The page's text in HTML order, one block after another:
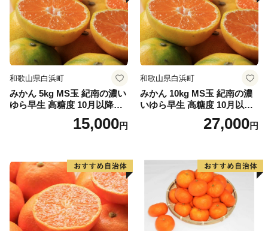
和歌山県白浜町
みかん 5kg MS玉 紀南の濃い
ゆら早生 高糖度 10月以降発
送 マルチ被覆栽培15,000円
和歌山県白浜町
みかん 10kg MS玉 紀南の濃
いゆら早生 高糖度 10月以降
発送 マルチ被覆栽培27,000円